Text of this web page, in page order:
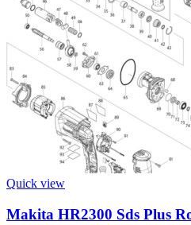
Quick view
Makita HR2300 Sds Plus